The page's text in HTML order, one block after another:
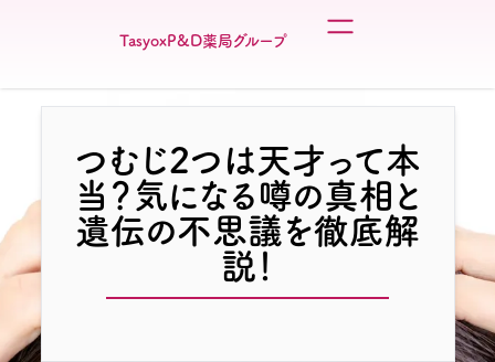
TasyoxP&D薬局グループ
つむじ2つは天才って本
当？気になる噂の真相と
遺伝の不思議を徹底解
説！